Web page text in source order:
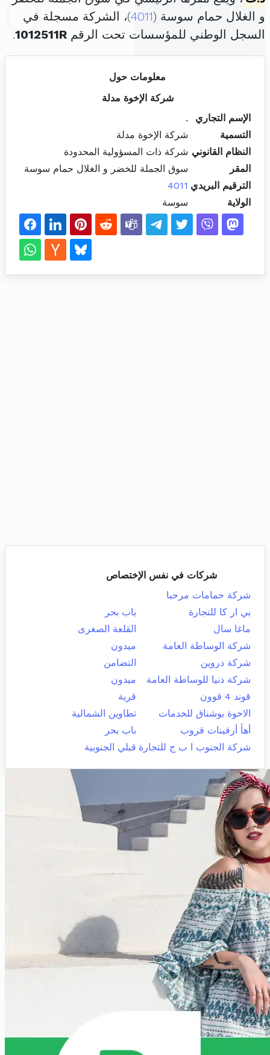
و الغلال حمام سوسة (4011)، الشركة مسجلة في
السجل الوطني للمؤسسات تحت الرقم 1012511R
.
معلومات حول
شركة الإخوة مدلة
الإسم التجاري
.
التسمية
شركة الإخوة مدلة
النظام القانوني شركة ذات المسؤولية المحدودة
المقر
سوق الجملة للخضر و الغلال حمام سوسة
الترقيم البريدي 4011
الولاية
سوسة
شركات في نفس الإختصاص
شركة حمامات مرحبا
بي ار كا للتجارة
باب بحر
ماغا سال
القلعة الصغرى
شركة الوساطة العامة
ميدون
شركة دروين
التضامن
شركة دنيا للوساطة العامة
ميدون
قوند 4 قوون
قربة
الاخوة بوشناق للخدمات
تطاوين الشمالية
أهأ أرفينات قروب
باب بحر
شركة الجنوب ا ب ج للتجارة قبلي الجنوبية